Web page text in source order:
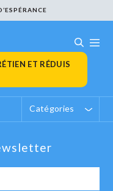
ET RÉDUIS
Catégories